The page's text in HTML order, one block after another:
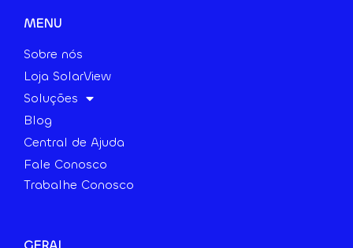
MENU
Sobre nós
Loja SolarView
Soluções
Blog
Central de Ajuda
Fale Conosco
Trabalhe Conosco